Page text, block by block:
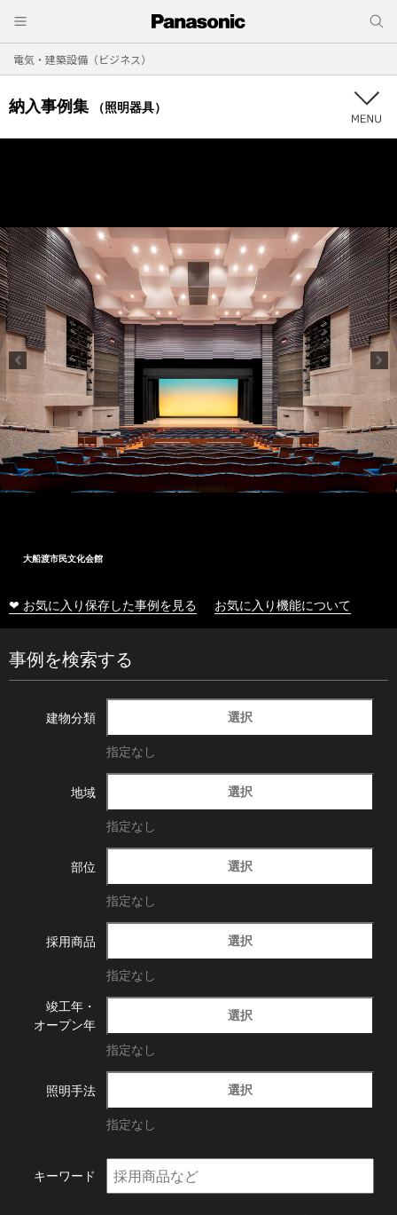
電気・建築設備（ビジネス）
納入事例集 （照明器具）
大船渡市民文化会館
❤ お気に入り保存した事例を見る お気に入り機能について
事例を検索する
建物分類 選択
指定なし
地域 選択
指定なし
部位 選択
指定なし
採用商品 選択
指定なし
竣工年・
オープン年
選択
指定なし
照明手法 選択
指定なし
キーワード